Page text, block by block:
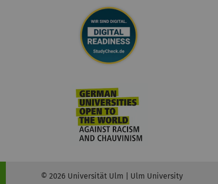
© 2026 Universität Ulm | Ulm University